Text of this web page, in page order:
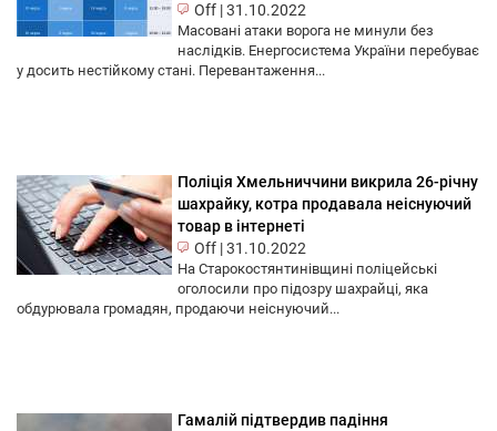
Off |31.10.2022
Масовані атаки ворога не минули без
наслідків. Енергосистема України перебуває
у досить нестійкому стані. Перевантаження...
Поліція Хмельниччини викрила 26-річну
шахрайку, котра продавала неіснуючий
товар в інтернеті
Off |31.10.2022
На Старокостянтинівщині поліцейські
оголосили про підозру шахрайці, яка
обдурювала громадян, продаючи неіснуючий...
Гамалій підтвердив падіння